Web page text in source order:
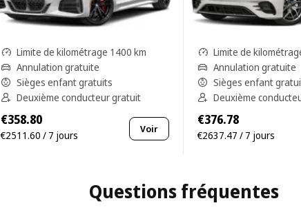
Limite de kilométrage 1400 km
Annulation gratuite
Sièges enfant gratuits
Deuxième conducteur gratuit
€358.80
€2511.60 / 7 jours Voir
Limite de
Annulation gratuite
Sièges enfant
Deuxième
€376.78
€2637.47 / 7 jours
Questions fréquentes